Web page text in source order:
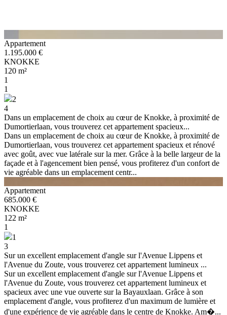
Appartement
1.195.000 €
KNOKKE
120 m²
1
1
2
4
Dans un emplacement de choix au cœur de Knokke, à proximité de
Dumortierlaan, vous trouverez cet appartement spacieux...
Dans un emplacement de choix au cœur de Knokke, à proximité de
Dumortierlaan, vous trouverez cet appartement spacieux et rénové
avec goût, avec vue latérale sur la mer. Grâce à la belle largeur de la
façade et à l'agencement bien pensé, vous profiterez d'un confort de
vie agréable dans un emplacement centr...
Appartement
685.000 €
KNOKKE
122 m²
1
1
3
Sur un excellent emplacement d'angle sur l'Avenue Lippens et
l'Avenue du Zoute, vous trouverez cet appartement lumineux ...
Sur un excellent emplacement d'angle sur l'Avenue Lippens et
l'Avenue du Zoute, vous trouverez cet appartement lumineux et
spacieux avec une vue ouverte sur la Bayauxlaan. Grâce à son
emplacement d'angle, vous profiterez d'un maximum de lumière et
d'une expérience de vie agréable dans le centre de Knokke. Am�...